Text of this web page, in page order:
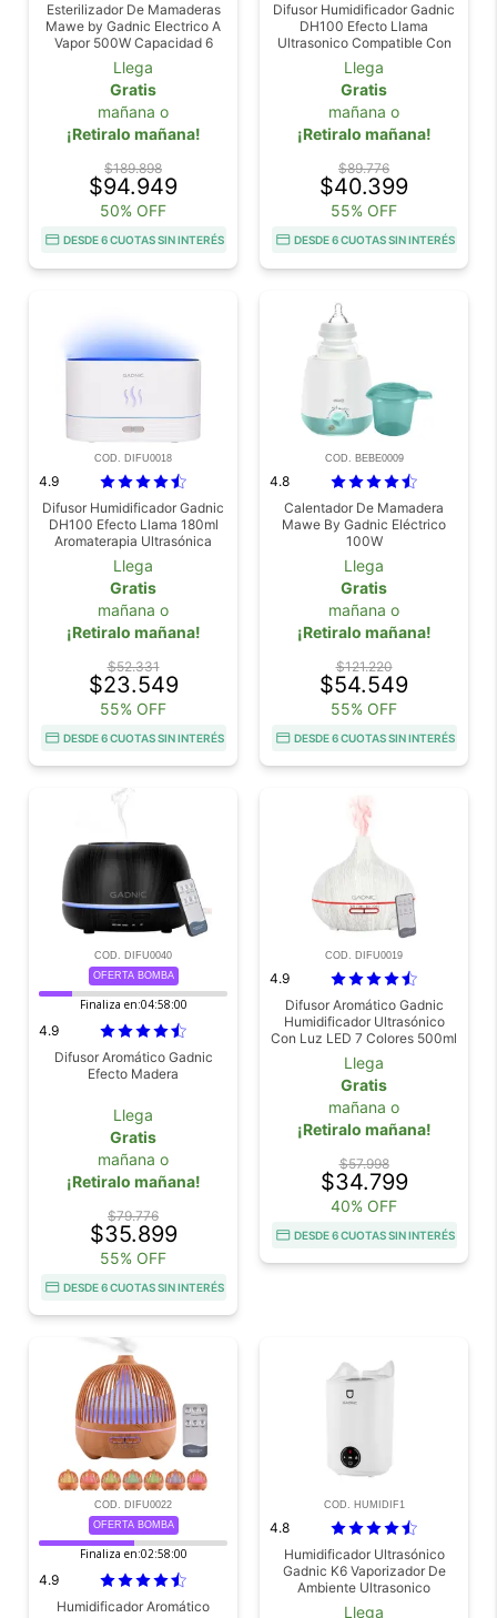
Esterilizador De Mamaderas
Mawe by Gadnic Electrico A
Vapor 500W Capacidad 6
Botellas
Llega
Gratis
mañana o
¡Retiralo mañana!
$189.898
$94.949
50% OFF
DESDE 6 CUOTAS SIN INTERÉS
Difusor Humidificador Gadnic
DH100 Efecto Llama
Ultrasonico Compatible Con
Aceites Esenciales Luz LED
Apagado Automático
Llega
Gratis
mañana o
¡Retiralo mañana!
$89.776
$40.399
55% OFF
DESDE 6 CUOTAS SIN INTERÉS
COD. DIFU0018
4.9
Difusor Humidificador Gadnic
DH100 Efecto Llama 180ml
Aromaterapia Ultrasónica
Llega
Gratis
mañana o
¡Retiralo mañana!
$52.331
$23.549
55% OFF
DESDE 6 CUOTAS SIN INTERÉS
COD. BEBE0009
4.8
Calentador De Mamadera
Mawe By Gadnic Eléctrico
100W
Llega
Gratis
mañana o
¡Retiralo mañana!
$121.220
$54.549
55% OFF
DESDE 6 CUOTAS SIN INTERÉS
COD. DIFU0040
OFERTA BOMBA
Finaliza en:04:57:59
4.9
Difusor Aromático Gadnic
Efecto Madera
Llega
Gratis
mañana o
¡Retiralo mañana!
$79.776
$35.899
55% OFF
DESDE 6 CUOTAS SIN INTERÉS
COD. DIFU0019
4.9
Difusor Aromático Gadnic
Humidificador Ultrasónico
Con Luz LED 7 Colores 500ml
Llega
Gratis
mañana o
¡Retiralo mañana!
$57.998
$34.799
40% OFF
DESDE 6 CUOTAS SIN INTERÉS
COD. DIFU0022
OFERTA BOMBA
Finaliza en:02:57:59
4.9
Humidificador Aromático
COD. HUMIDIF1
4.8
Humidificador Ultrasónico
Gadnic K6 Vaporizador De
Ambiente Ultrasonico
Llega